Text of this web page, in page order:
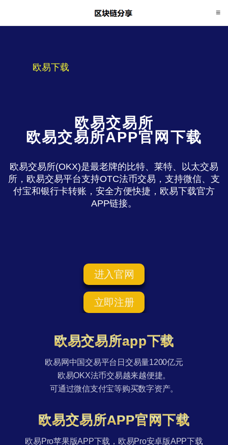
欧易下载
欧易交易所
欧易交易所APP官网下载
欧易交易所(OKX)是最老牌的比特、莱特、以太交易
所，欧易交易平台支持OTC法币交易，支持微信、支
付宝和银行卡转账，安全方便快捷，欧易下载官方
APP链接。
进入官网
立即注册
欧易交易所app下载
欧易网中国交易平台日交易量1200亿元
欧易OKX法币交易越来越便捷。
可通过微信支付宝等购买数字资产。
欧易交易所APP官网下载
欧易Pro苹果版APP下载，欧易Pro安卓版APP下载